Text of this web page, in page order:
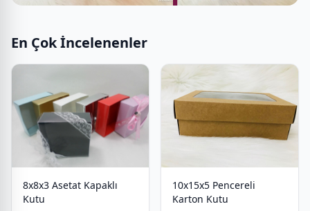
En Çok İncelenenler
8x8x3 Asetat Kapaklı
Kutu
10x15x5 Pencereli
Karton Kutu